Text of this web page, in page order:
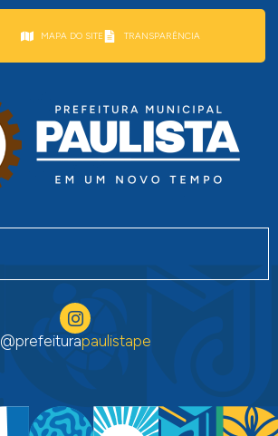
MAPA DO SITE TRANSPARÊNCIA
@prefeiturapaulistape